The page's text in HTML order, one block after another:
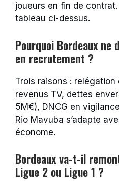
joueurs en fin de
tableau ci-dessus.
Pourquoi Bordeaux
en recrutement ?
Trois raisons : relégation
revenus TV, dettes
5M€), DNCG en
Rio Mavuba s’adapte
économe.
Bordeaux va-t-il
Ligue 2 ou Ligue 1 ?